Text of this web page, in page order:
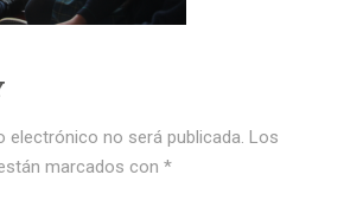
electrónico no será publicada. Los
marcados con *